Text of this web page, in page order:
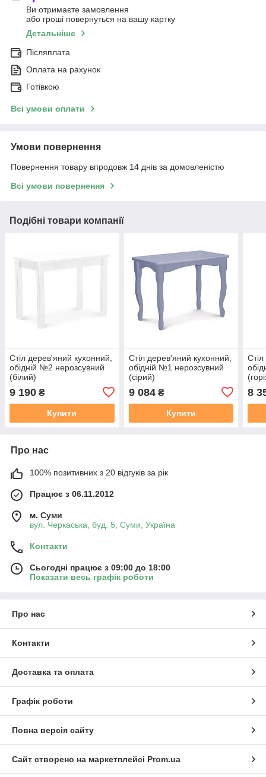
Ви отримаєте замовлення
або гроші повернуться на вашу картку
Детальніше
Післяплата
Оплата на рахунок
Готівкою
Всі умови оплати
Умови повернення
Повернення товару впродовж 14 днів за домовленістю
Всі умови повернення
Подібні товари компанії
Стіл дерев'яний кухонний,
обідній №2 нерозсувний
(білий)
9 190 ₴
Купити
Стіл дерев'яний кухонний,
обідній №1 нерозсувний
(сірий)
9 084₴
Купити
8
Про нас
100% позитивних з 20 відгуків за рік
Працює з 06.11.2012
м. Суми
вул. Черкаська, буд. 5, Суми, Україна
Контакти
Сьогодні працює з 09:00 до 18:00
Показати весь графік роботи
Про нас
Контакти
Доставка та оплата
Графік роботи
Повна версія сайту
Сайт створено на маркетплейсі Prom.ua